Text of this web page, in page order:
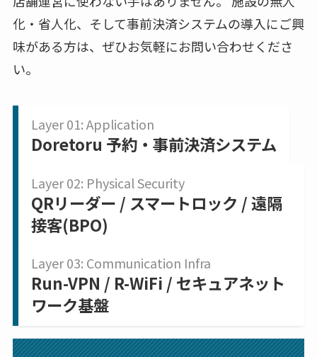
化・省人化、そして事前決済システムの導入にご興
味がある方は、ぜひお気軽にお問い合わせくださ
い。
Layer 01: Application
Doretoru 予約・事前決済システム
Layer 02: Physical Security
QRリーダー / スマートロック / 遠隔
接客(BPO)
Layer 03: Communication Infra
Run-VPN / R-WiFi / セキュアネット
ワーク基盤